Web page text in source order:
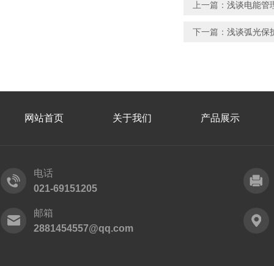
上一篇： 浅谈电能管
下一篇： 浅谈弧光保
网站首页 关于我们 产品展示
电话
021-69151205
邮箱
2881454557@qq.com